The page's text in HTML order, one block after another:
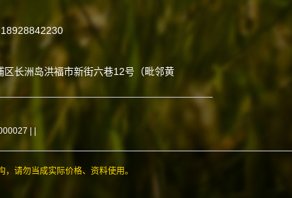
区长洲岛洪福市新街六巷12号（毗邻黄
|
请勿当成实际价格、资料使用。